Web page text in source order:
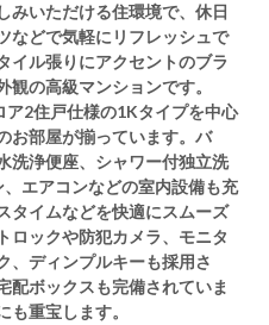
みいただける住環境で、休日
などで気軽にリフレッシュで
イル張りにアクセントのブラ
の高級マンションです。
2住戸仕様の1Kタイプを中心
お部屋が揃っています。バ
洗浄便座、シャワー付独立洗
エアコンなどの室内設備も充
タイムなどを快適にスムーズ
ロックや防犯カメラ、モニタ
、ディンプルキーも採用さ
配ボックスも完備されていま
重宝します。